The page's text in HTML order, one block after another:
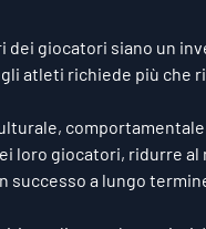
dei giocatori siano un
atleti richiede più che
loro giocatori, ridurre
successo a lungo